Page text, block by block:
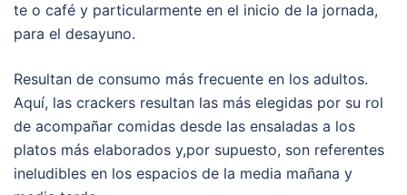
te o café y particularmente en el inicio de la jornada,
para el desayuno.
Resultan de consumo más frecuente en los adultos.
Aquí, las crackers resultan las más elegidas por su rol
de acompañar comidas desde las ensaladas a los
platos más elaborados y,por supuesto, son referentes
ineludibles en los espacios de la media mañana y